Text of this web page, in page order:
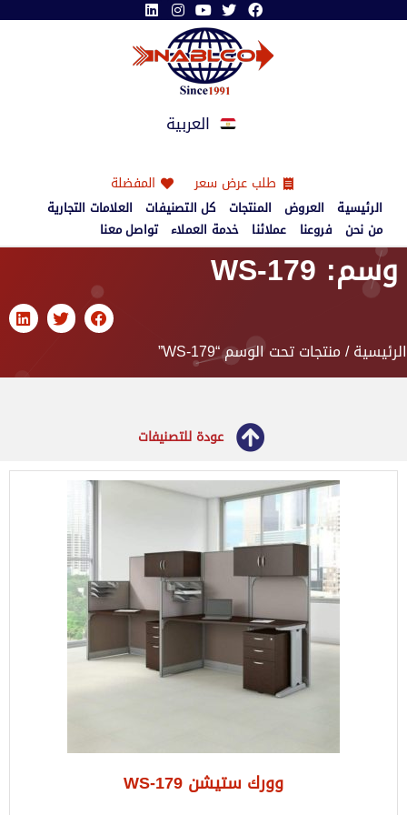
العربية
طلب عرض سعر المفضلة
الرئيسية العروض المنتجات كل التصنيفات
العلامات التجارية
من نحن فروعنا عملائنا خدمة العملاء تواصل معنا
وسم: WS-179
الرئيسية/ منتجات تحت الوسم “WS-179”
عودة للتصنيفات
وورك ستيشن WS-179